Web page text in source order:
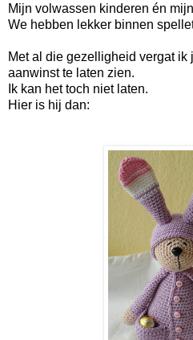
Mijn volwassen kinderen én
We hebben lekker binnen
Met al die gezelligheid vergat
aanwinst te laten zien.
Ik kan het toch niet laten.
Hier is hij dan: